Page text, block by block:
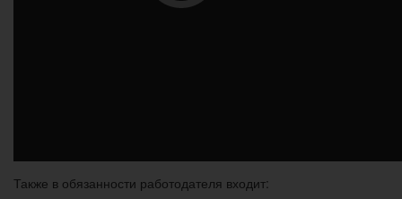
Также в обязанности работодателя входит: